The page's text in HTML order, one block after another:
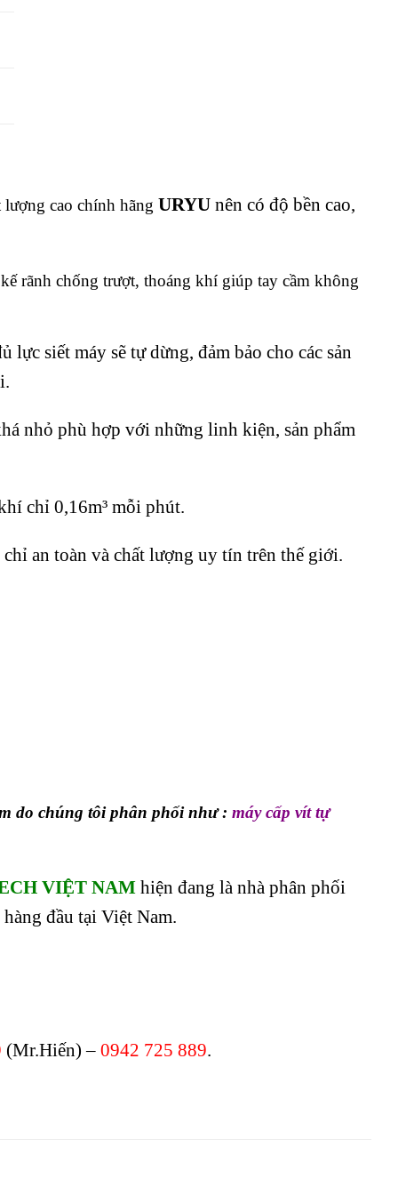
cao chính hãng URYU nên có độ bền cao,
rãnh chống trượt, thoáng khí giúp tay cầm không
siết máy sẽ tự dừng, đảm bảo cho các sản
nhỏ phù hợp với những linh kiện, sản phẩm
chỉ 0,16m³ mỗi phút.
chỉ an toàn và chất lượng uy tín trên thế giới.
do chúng tôi phân phối như : máy cấp vít tự
VIỆT NAM hiện đang là nhà phân phối
đầu tại Việt Nam.
(Mr.Hiến) – 0942 725 889.